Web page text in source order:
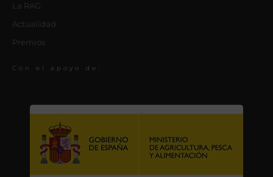
La RAG
Actualidad
Premios
Con el apoyo de: